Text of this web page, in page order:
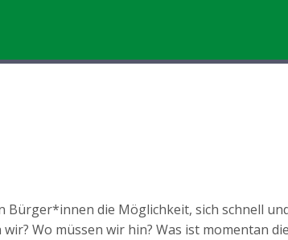
die Möglichkeit, sich schnell
Wo müssen wir hin? Was ist momentan